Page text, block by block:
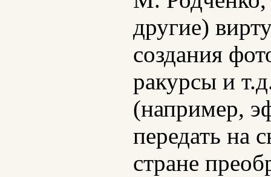
другие)
создания
ракурсы и
(например,
передать на
стране